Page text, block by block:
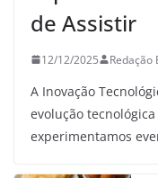
de Assistir
12/12/2025 Redação
A Inovação
evolução
experimentamos